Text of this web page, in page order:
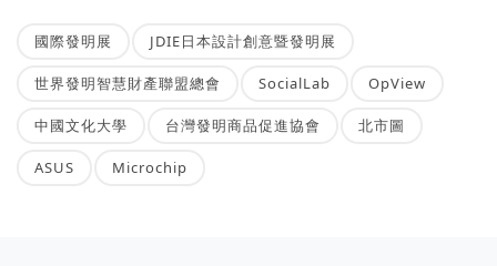
國際發明展 JDIE日本設計創意暨發明展
世界發明智慧財產聯盟總會 SocialLab OpView
中國文化大學 台灣發明商品促進協會 北市圖
ASUS Microchip